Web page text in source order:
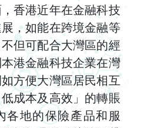
香港近年在金融科技
，如能在跨境金融等
但可配合大灣區的經
港金融科技企業在灣
方便大灣區居民相互
低成本及高效」的轉賬
各地的保險產品和服